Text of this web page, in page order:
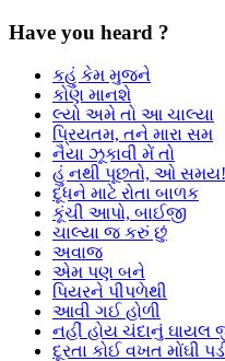
Have you heard ?
કહું કેમ મુજને
કોણ માનશે
લ્યો અમે તો આ ચાલ્યા
પ્રિયતમ, તને મારા સમ
નૈયા ઝૂકાવી મેં તો
હું નથી પૂછતો, ઓ સમય!
દૂધને માટે રોતા બાળક
કૂંચી આપો, બાઈજી
ચાલ્યા જ કરું છું
અવાજ
એમ પણ બને
પિયરને પીપળેથી
આવી ગઈ હોળી
નહીં હોય ચંદાનું ઘાયલ
દૂરતા કોઈ વખત મોંઘી